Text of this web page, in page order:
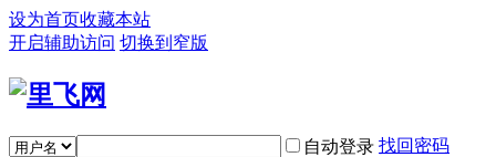
设为首页收藏本站
开启辅助访问 切换到窄版
自动登录 找回密码